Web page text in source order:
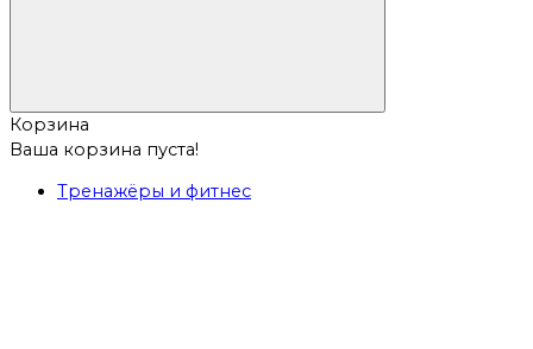
Корзина
Ваша корзина пуста!
Тренажёры и фитнес